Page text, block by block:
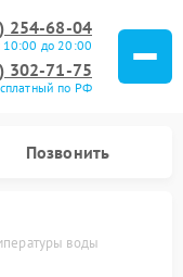
254-68-04
10:00 до 20:00
302-71-75
по РФ
Позвонить
воды